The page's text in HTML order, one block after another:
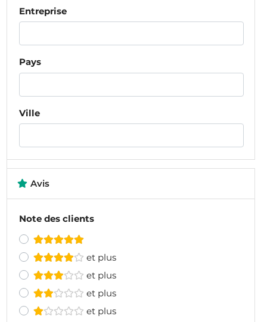
Entreprise
Pays
Ville
Avis
Note des clients
et plus
et plus
et plus
et plus